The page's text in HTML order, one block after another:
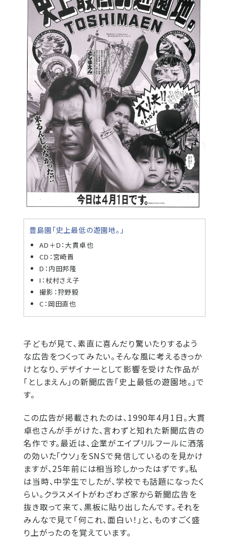
豊島園「史上最低の遊園地。」
AD＋D：大貫卓也
CD：宮崎晋
D：内田邦隆
I：杖村さえ子
撮影：狩野毅
C：岡田直也
子どもが見て、素直に喜んだり驚いたりするよう
な広告をつくってみたい。そんな風に考えるきっか
けとなり、デザイナーとして影響を受けた作品が
「としまえん」の新聞広告「史上最低の遊園地。」で
す。
この広告が掲載されたのは、1990年4月1日。大貫
卓也さんが手がけた、言わずと知れた新聞広告の
名作です。最近は、企業がエイプリルフールに洒落
の効いた「ウソ」をSNSで発信しているのを見かけ
ますが、25年前には相当珍しかったはずです。私
は当時、中学生でしたが、学校でも話題になったく
らい。クラスメイトがわざわざ家から新聞広告を
抜き取って来て、黒板に貼り出したんです。それを
みんなで見て「何これ、面白い！」と、ものすごく盛
り上がったのを覚えています。